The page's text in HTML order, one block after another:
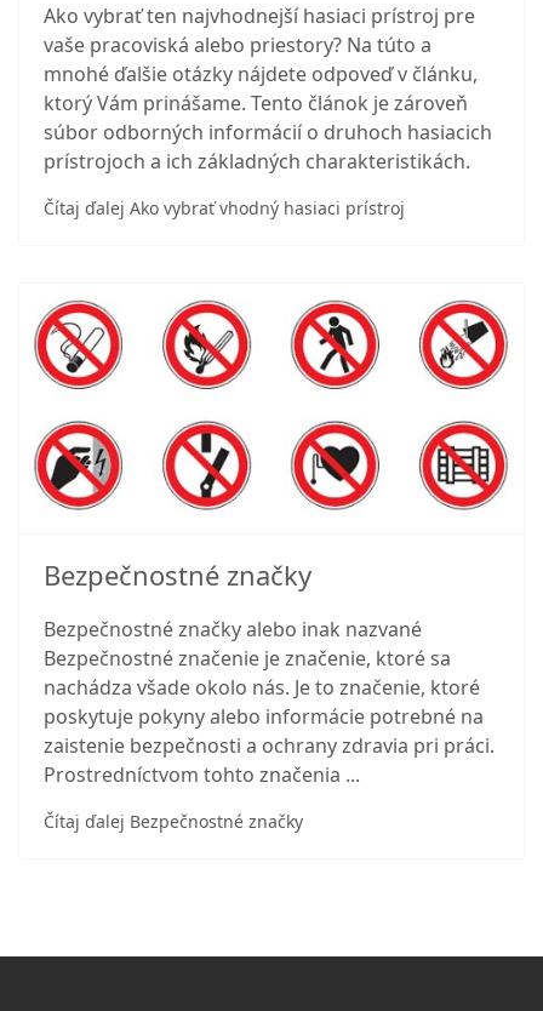
Ako vybrať ten najvhodnejší hasiaci prístroj pre
vaše pracoviská alebo priestory? Na túto a
mnohé ďalšie otázky nájdete odpoveď v článku,
ktorý Vám prinášame. Tento článok je zároveň
súbor odborných informácií o druhoch hasiacich
prístrojoch a ich základných charakteristikách.
Čítaj ďalej Ako vybrať vhodný hasiaci prístroj
Bezpečnostné značky
Bezpečnostné značky alebo inak nazvané
Bezpečnostné značenie je značenie, ktoré sa
nachádza všade okolo nás. Je to značenie, ktoré
poskytuje pokyny alebo informácie potrebné na
zaistenie bezpečnosti a ochrany zdravia pri práci.
Prostredníctvom tohto značenia ...
Čítaj ďalej Bezpečnostné značky